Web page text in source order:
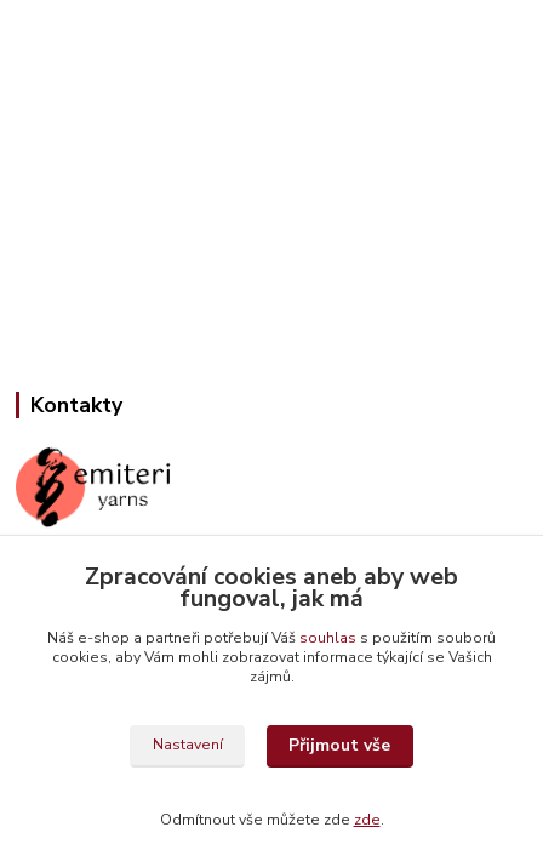
Kontakty
Jana Slámová
+420 608 507 824
info@emiteriyarns.cz
Zpracování cookies aneb aby web
fungoval, jak má
Náš e-shop a partneři potřebují Váš souhlas s použitím souborů
cookies, aby Vám mohli zobrazovat informace týkající se Vašich
zájmů.
Nastavení Přijmout vše
Odmítnout vše můžete zde zde.